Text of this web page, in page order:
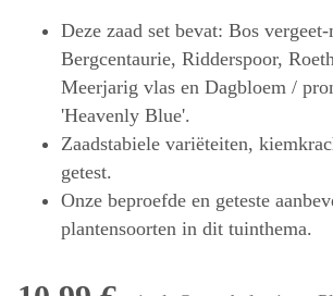
Deze zaad set bevat: Bos
Bergcentaurie, Ridderspoor,
Meerjarig vlas en Dagbloem /
'Heavenly Blue'.
Zaadstabiele variëteiten,
getest.
Onze beproefde en geteste
plantensoorten in dit tuinthema.